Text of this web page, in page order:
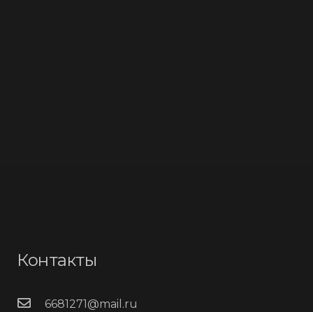
Контакты
6681271@mail.ru